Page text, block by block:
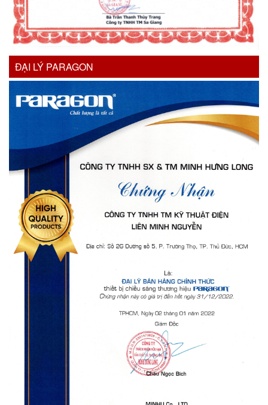
ĐẠI LÝ PARAGON